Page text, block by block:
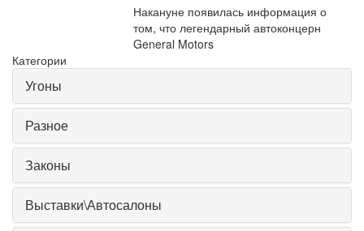
Накануне появилась информация о
том, что легендарный автоконцерн
General Motors
Категории
Угоны
Разное
Законы
Выставки\Автосалоны